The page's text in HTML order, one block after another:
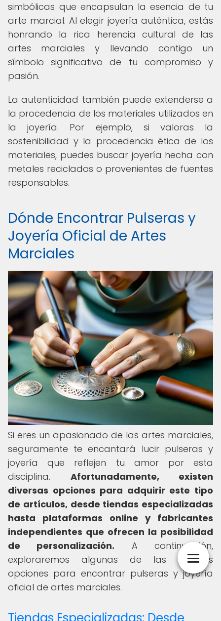
simbólicas que encapsulan la esencia de tu
arte marcial. Al elegir joyería auténtica, estás
honrando la rica herencia cultural de las
artes marciales y llevando contigo un
símbolo significativo de tu compromiso y
pasión.
La autenticidad también puede extenderse a
la procedencia de los materiales utilizados en
la joyería. Por ejemplo, si valoras la
sostenibilidad y la procedencia ética de los
materiales, puedes buscar joyería hecha con
metales reciclados o provenientes de fuentes
responsables.
Dónde Encontrar Pulseras y
Joyería Oficial de Artes
Marciales
Si eres un apasionado de las artes marciales,
seguramente te encantará lucir pulseras y
joyería que reflejen tu amor por esta
disciplina. Afortunadamente, existen
diversas opciones para adquirir este tipo
de artículos, desde tiendas especializadas
hasta plataformas online y fabricantes
independientes que ofrecen la posibilidad
de personalización. A continuación,
exploraremos algunas de las mejores
opciones para encontrar pulseras y joyería
oficial de artes marciales.